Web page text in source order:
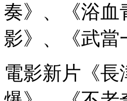
奏》、《浴血
影》、《武當
電影新片《